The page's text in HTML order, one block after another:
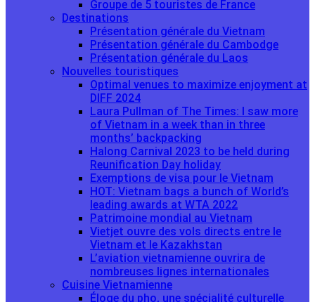
Groupe de 5 touristes de France
Destinations
Présentation générale du Vietnam
Présentation générale du Cambodge
Présentation générale du Laos
Nouvelles touristiques
Optimal venues to maximize enjoyment at
DIFF 2024
Laura Pullman of The Times: I saw more
of Vietnam in a week than in three
months’ backpacking
Halong Carnival 2023 to be held during
Reunification Day holiday
Exemptions de visa pour le Vietnam
HOT: Vietnam bags a bunch of World’s
leading awards at WTA 2022
Patrimoine mondial au Vietnam
Vietjet ouvre des vols directs entre le
Vietnam et le Kazakhstan
L’aviation vietnamienne ouvrira de
nombreuses lignes internationales
Cuisine Vietnamienne
Éloge du pho, une spécialité culturelle